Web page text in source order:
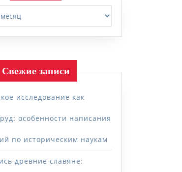
Свежие записи
исследование как
особенности написания
по историческим наукам
древние славяне: